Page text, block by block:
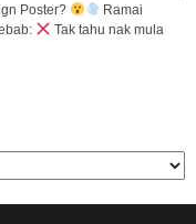
Poster?
Ramai
Tak tahu nak mula